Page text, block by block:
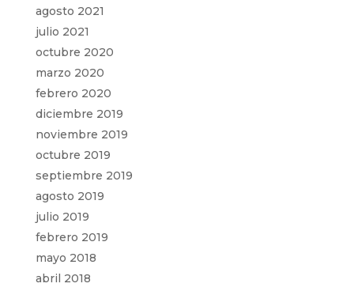
agosto 2021
julio 2021
octubre 2020
marzo 2020
febrero 2020
diciembre 2019
noviembre 2019
octubre 2019
septiembre 2019
agosto 2019
julio 2019
febrero 2019
mayo 2018
abril 2018